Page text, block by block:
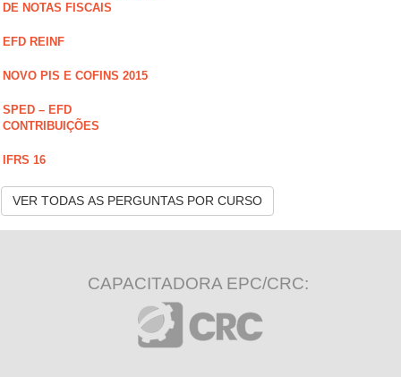
DE NOTAS FISCAIS
EFD REINF
NOVO PIS E COFINS 2015
SPED – EFD
CONTRIBUIÇÕES
IFRS 16
VER TODAS AS PERGUNTAS POR CURSO
CAPACITADORA EPC/CRC: